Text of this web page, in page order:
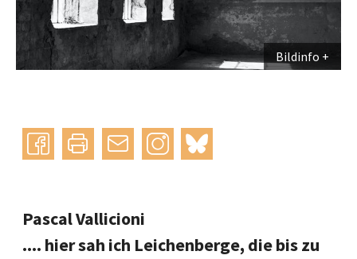
Bildinfo
Instagram
bluesky
Pascal Vallicioni
.... hier sah ich Leichenberge, die bis zu